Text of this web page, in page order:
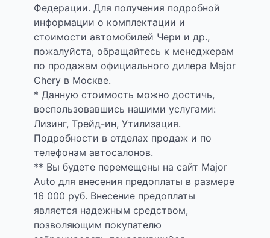
Федерации. Для получения подробной
информации о комплектации и
стоимости автомобилей Чери и др.,
пожалуйста, обращайтесь к менеджерам
по продажам официального дилера Major
Chery в Москве.
* Данную стоимость можно достичь,
воспользовавшись нашими услугами:
Лизинг, Трейд-ин, Утилизация.
Подробности в отделах продаж и по
телефонам автосалонов.
** Вы будете перемещены на сайт Major
Auto для внесения предоплаты в размере
16 000 руб. Внесение предоплаты
является надежным средством,
позволяющим покупателю